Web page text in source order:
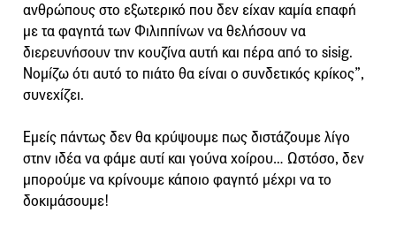
ανθρώπους στο εξωτερικό που δεν είχαν καμία επαφή
με τα φαγητά των Φιλιππίνων να θελήσουν να
διερευνήσουν την κουζίνα αυτή και πέρα από το sisig.
Νομίζω ότι αυτό το πιάτο θα είναι ο συνδετικός κρίκος”,
συνεχίζει.
Εμείς πάντως δεν θα κρύψουμε πως διστάζουμε λίγο
στην ιδέα να φάμε αυτί και γούνα χοίρου… Ωστόσο, δεν
μπορούμε να κρίνουμε κάποιο φαγητό μέχρι να το
δοκιμάσουμε!